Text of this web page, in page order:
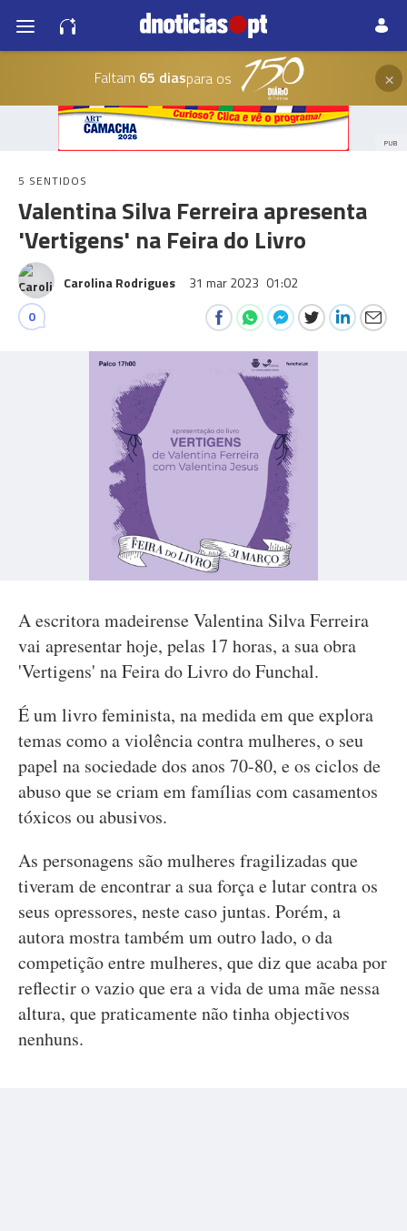
Faltam 65 diaspara os ×
PUB
5 SENTIDOS
Valentina Silva Ferreira apresenta
'Vertigens' na Feira do Livro
Carolina Rodrigues 31 mar 2023 01:02
0
A escritora madeirense Valentina Silva Ferreira
vai apresentar hoje, pelas 17 horas, a sua obra
'Vertigens' na Feira do Livro do Funchal.
É um livro feminista, na medida em que explora
temas como a violência contra mulheres, o seu
papel na sociedade dos anos 70-80, e os ciclos de
abuso que se criam em famílias com casamentos
tóxicos ou abusivos.
As personagens são mulheres fragilizadas que
tiveram de encontrar a sua força e lutar contra os
seus opressores, neste caso juntas. Porém, a
autora mostra também um outro lado, o da
competição entre mulheres, que diz que acaba por
reflectir o vazio que era a vida de uma mãe nessa
altura, que praticamente não tinha objectivos
nenhuns.